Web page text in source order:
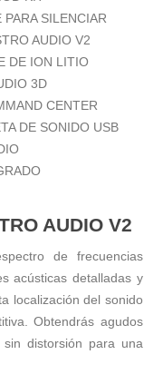
SILENCIAR
AUDIO V2
DE ION LITIO
3D
CENTER
DE SONIDO USB
AUDIO V2
de frecuencias
acústicas detalladas y
localización del sonido
Obtendrás agudos
distorsión para una